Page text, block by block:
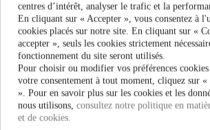
Taille:
Couleur:
centres d’intérêt, analyser le trafic et la
En cliquant sur « Accepter », vous consentez à
cookies placés sur notre site. En cliquant sur «
accepter », seuls les cookies strictement
fonctionnement du site seront utilisés.
Pour choisir ou modifier vos préférences
votre consentement à tout moment, cliquez sur «
». Pour en savoir plus sur les cookies et les
nous utilisons, consultez notre politique en
et de cookies.